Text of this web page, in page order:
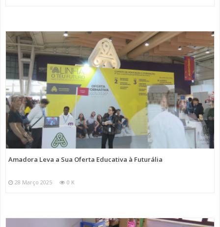
Amadora Leva a Sua Oferta Educativa à Futurália
28 Março 2025 0 K